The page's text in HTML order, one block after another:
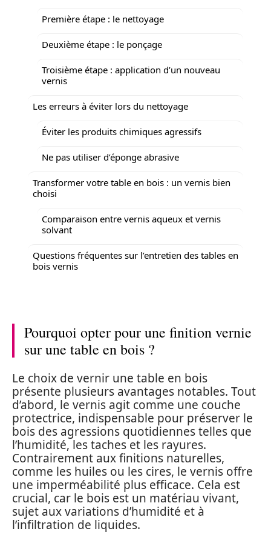
Première étape : le nettoyage
Deuxième étape : le ponçage
Troisième étape : application d’un nouveau
vernis
Les erreurs à éviter lors du nettoyage
Éviter les produits chimiques agressifs
Ne pas utiliser d’éponge abrasive
Transformer votre table en bois : un vernis bien
choisi
Comparaison entre vernis aqueux et vernis
solvant
Questions fréquentes sur l’entretien des tables en
bois vernis
Pourquoi opter pour une finition vernie
sur une table en bois ?
Le choix de vernir une table en bois
présente plusieurs avantages notables. Tout
d’abord, le vernis agit comme une couche
protectrice, indispensable pour préserver le
bois des agressions quotidiennes telles que
l’humidité, les taches et les rayures.
Contrairement aux finitions naturelles,
comme les huiles ou les cires, le vernis offre
une imperméabilité plus efficace. Cela est
crucial, car le bois est un matériau vivant,
sujet aux variations d’humidité et à
l’infiltration de liquides.